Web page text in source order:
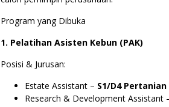
Program yang Dibuka
1. Pelatihan Asisten Kebun (PAK)
Posisi & Jurusan:
Estate Assistant – S1/D4
Research & Development Assistant